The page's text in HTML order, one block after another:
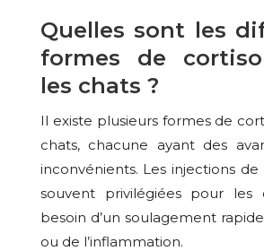
Quelles sont les
formes de
les chats ?
Il existe plusieurs formes de
chats, chacune ayant des
inconvénients. Les injections
souvent privilégiées pour les
besoin d’un soulagement
ou de l’inflammation.